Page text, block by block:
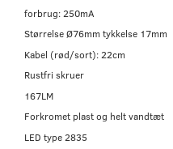
forbrug: 250mA
Størrelse Ø76mm tykkelse 17mm
Kabel (rød/sort): 22cm
Rustfri skruer
167LM
Forkromet plast og helt vandtæt
LED type 2835